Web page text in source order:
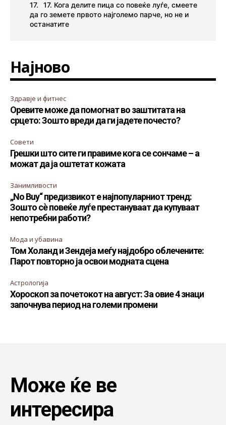
17. Кога делите пица со повеќе луѓе, смеете
да го земете првото најголемо парче, но не и
останатите
Најново
Здравје и фитнес
Оревите може да помогнат во заштитата на
срцето: Зошто вреди да ги јадете почесто?
Совети
Грешки што сите ги правиме кога се сончаме – а
можат да ја оштетат кожата
Занимливости
„No Buy“ предизвикот е најпопуларниот тренд:
Зошто сè повеќе луѓе престануваат да купуваат
непотребни работи?
Мода и убавина
Том Холанд и Зендеја меѓу најдобро облечените:
Парот повторно ја освои модната сцена
Астрологија
Хороскоп за почетокот на август: За овие 4 знаци
започнува период на големи промени
Може ќе ве
интересира